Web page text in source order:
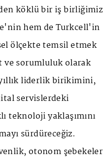
köklü bir iş birliğimiz
hem de Turkcell'in
ölçekte temsil etmek
ve sorumluluk olarak
liderlik birikimini,
servislerdeki
teknoloji yaklaşımını
sürdüreceğiz.
otonom şebekeler